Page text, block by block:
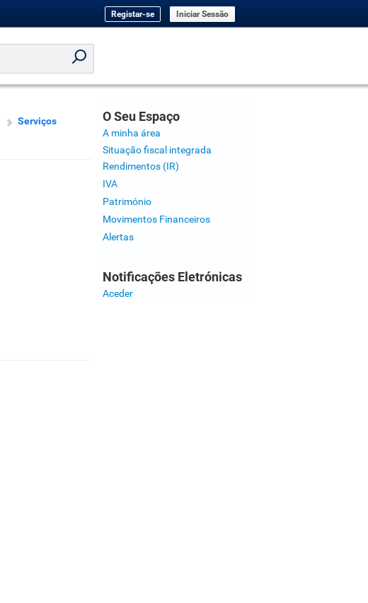
Registar-se Iniciar Sessão
Serviços
O Seu Espaço
A minha área
Situação fiscal integrada
Rendimentos (IR)
IVA
Património
Movimentos Financeiros
Alertas
Notificações Eletrónicas
Aceder